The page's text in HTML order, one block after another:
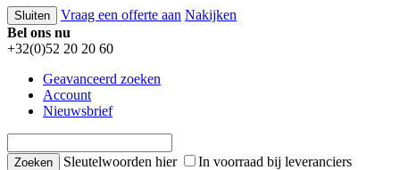
Sluiten Vraag een offerte aan Nakijken
Bel ons nu
+32(0)52 20 20 60
Geavanceerd zoeken
Account
Nieuwsbrief
Sleutelwoorden hier
In voorraad bij leveranciers